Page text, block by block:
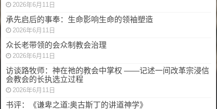
2026年6月11日
承先启后的事奉：生命影响生命的领袖塑造
2026年6月11日
众长老带领的会众制教会治理
2026年6月11日
访谈路牧师：神在祂的教会中掌权 ——记述一间改革宗浸信
会教会的长执选立过程
2026年6月11日
书评：《谦卑之道:奥古斯丁的讲道神学》